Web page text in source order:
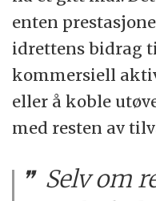
enten
idrettens bidrag
kommersiell
eller å koble
med resten av
Selv om